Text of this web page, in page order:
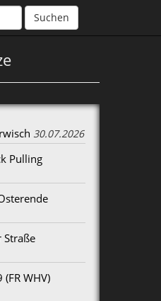
Suchen
30.07.2026
Pulling
Straße
WHV)